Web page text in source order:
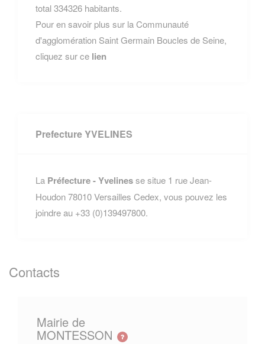
total 334326 habitants.
Pour en savoir plus sur la Communauté
d'agglomération Saint Germain Boucles de Seine,
cliquez sur ce lien
Prefecture YVELINES
La Préfecture - Yvelinesse situe 1 rue Jean-
Houdon 78010 Versailles Cedex, vous pouvez les
joindre au +33 (0)139497800.
Contacts
Mairie de
MONTESSON